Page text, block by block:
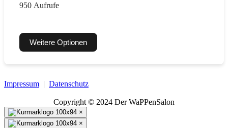
950 Aufrufe
Weitere Optionen
Impressum | Datenschutz
Copyright © 2024 Der WaPPenSalon
×
×